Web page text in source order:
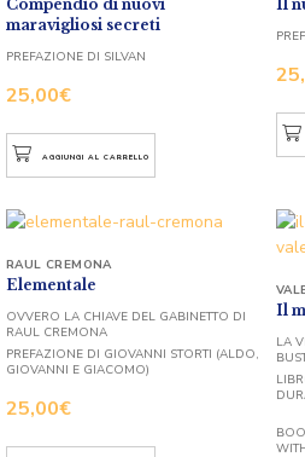
Compendio di nuovi
maravigliosi secreti
25,00€
PREFAZIONE DI SILVAN
AGGIUNGI AL CARRELLO
Il
Elementale
25,00€
RAUL CREMONA
OVVERO LA CHIAVE DEL GABINETTO DI
RAUL CREMONA
PREFAZIONE DI GIOVANNI STORTI (ALDO,
GIOVANNI E GIACOMO)
Il
LA